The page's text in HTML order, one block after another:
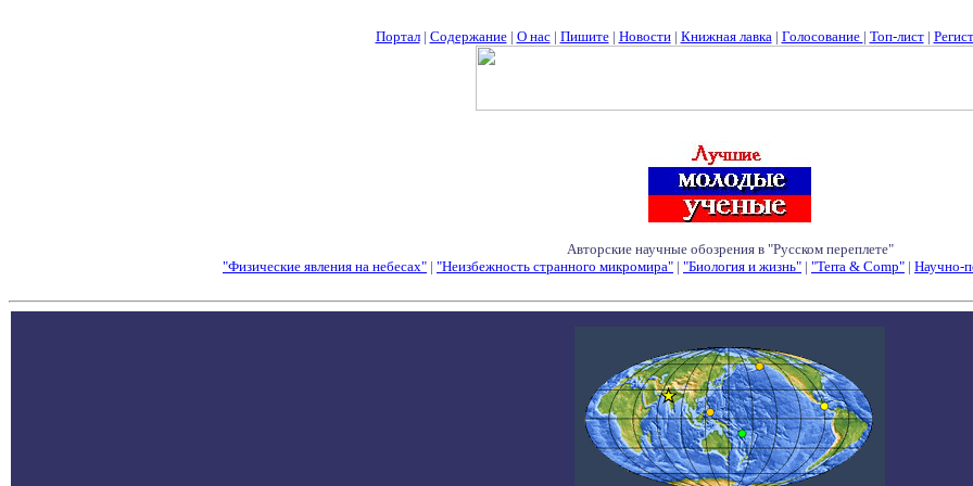
Портал| Содержание| О нас| Пишите| Новости| Книжная лавка| Голосование | Топ-лист|
Авторские научные обозрения в "Русском переплете"
"Физические явления на небесах" | "Неизбежность странного микромира" | "Биология и жизнь" | "Terra & Comp" | Научно-